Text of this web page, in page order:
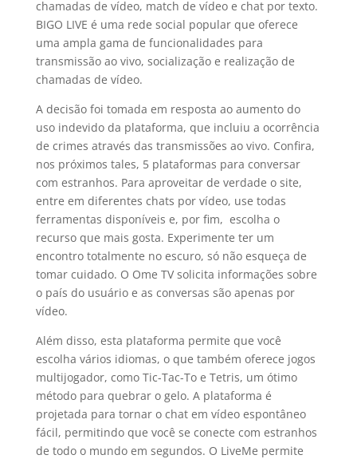
chamadas de vídeo, match de vídeo e chat por texto.
BIGO LIVE é uma rede social popular que oferece
uma ampla gama de funcionalidades para
transmissão ao vivo, socialização e realização de
chamadas de vídeo.
A decisão foi tomada em resposta ao aumento do
uso indevido da plataforma, que incluiu a ocorrência
de crimes através das transmissões ao vivo. Confira,
nos próximos tales, 5 plataformas para conversar
com estranhos. Para aproveitar de verdade o site,
entre em diferentes chats por vídeo, use todas
ferramentas disponíveis e, por fim, escolha o
recurso que mais gosta. Experimente ter um
encontro totalmente no escuro, só não esqueça de
tomar cuidado. O Ome TV solicita informações sobre
o país do usuário e as conversas são apenas por
vídeo.
Além disso, esta plataforma permite que você
escolha vários idiomas, o que também oferece jogos
multijogador, como Tic-Tac-To e Tetris, um ótimo
método para quebrar o gelo. A plataforma é
projetada para tornar o chat em vídeo espontâneo
fácil, permitindo que você se conecte com estranhos
de todo o mundo em segundos. O LiveMe permite